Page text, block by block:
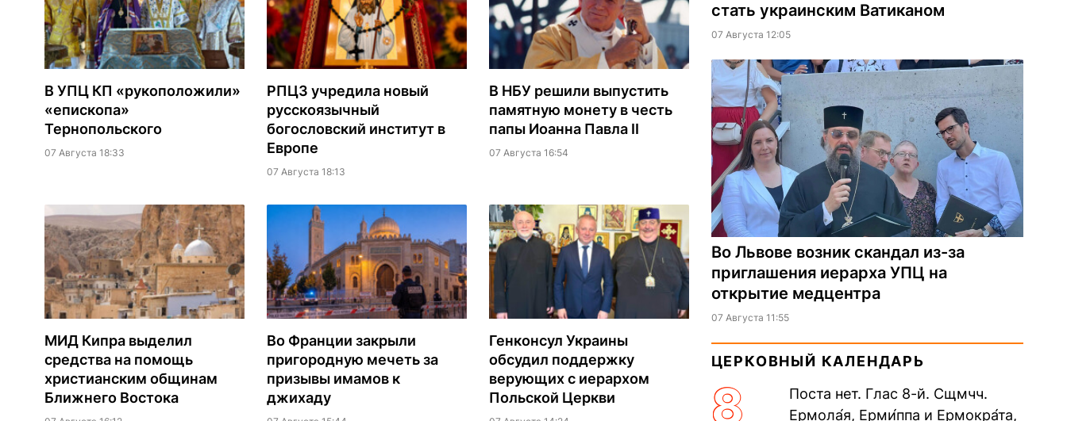
В УПЦ КП «рукоположили»
«епископа»
Тернопольского
07 Августа 18:33
РПЦЗ учредила новый
русскоязычный
богословский институт в
Европе
07 Августа 18:13
В НБУ решили выпустить
памятную монету в честь
папы Иоанна Павла II
07 Августа 16:54
МИД Кипра выделил
средства на помощь
христианским общинам
Ближнего Востока
Во Франции закрыли
пригородную мечеть за
призывы имамов к
джихаду
Генконсул Украины
обсудил поддержку
верующих с иерархом
Польской Церкви
стать украинским Ватиканом
07 Августа 12:05
Во Львове возник скандал из-за
приглашения иерарха УПЦ на
открытие медцентра
07 Августа 11:55
ЦЕРКОВНЫЙ КАЛЕНДАРЬ
8
Поста нет. Глас 8-й. Сщмчч.
Ермола́я, Ерми́ппа и Ермокра́та,